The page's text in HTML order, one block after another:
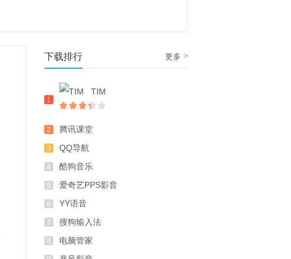
下载排行 更多 >
1
TIM
2 腾讯课堂
3 QQ导航
4 酷狗音乐
5 爱奇艺PPS影音
6 YY语音
7 搜狗输入法
8 电脑管家